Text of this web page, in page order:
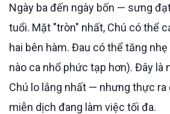
Ngày ba đến ngày bốn — sưng đạt đỉnh ở người 57
tuổi. Mặt "tròn" nhất, Chú có thể
hai bên hàm. Đau có thể tăng
nào ca nhổ phức tạp hơn). Đây là
Chú lo lắng nhất — nhưng thực ra
miễn dịch đang làm việc tối đa.